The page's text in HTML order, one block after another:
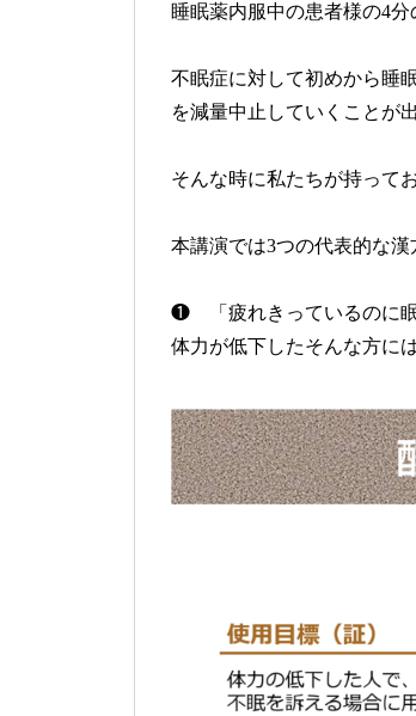
睡眠薬内服中の患者様の4
不眠症に対して初めから睡
を減量中止していくことが
そんな時に私たちが持って
本講演では3つの代表的な漢
❶ 「疲れきっているのに眠
体力が低下したそんな方に